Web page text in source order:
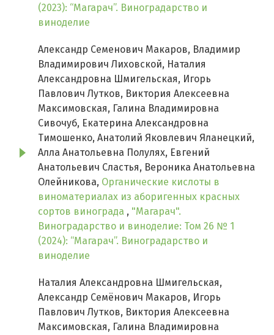
(2023): “Магарач”. Виноградарство и
виноделие
Александр Семенович Макаров, Владимир
Владимирович Лиховской, Наталия
Александровна Шмигельская, Игорь
Павлович Лутков, Виктория Алексеевна
Максимовская, Галина Владимировна
Сивочуб, Екатерина Александровна
Тимошенко, Анатолий Яковлевич Яланецкий,
Алла Анатольевна Полулях, Евгений
Анатольевич Сластья, Вероника Анатольевна
Олейникова, Органические кислоты в
виноматериалах из аборигенных красных
сортов винограда , "Магарач".
Виноградарство и виноделие: Том 26 № 1
(2024): “Магарач”. Виноградарство и
виноделие
Наталия Александровна Шмигельская,
Александр Семёнович Макаров, Игорь
Павлович Лутков, Виктория Алексеевна
Максимовская, Галина Владимировна